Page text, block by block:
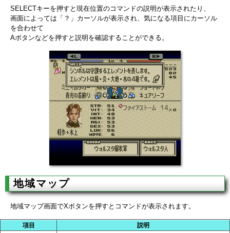
SELECTキーを押すと現在位置のコマンドの説明が表示されたり、
画面によっては「？」カーソルが表示され、気になる項目にカーソル
を合わせて
Aボタンなどを押すと説明を確認することができる。
地域マップ
地域マップ画面でXボタンを押すとコマンドが表示されます。
項目 説明